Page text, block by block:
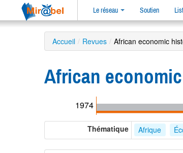
Le réseau Soutien
Accueil / Revues / African economic
African
1974
Thématique Afrique